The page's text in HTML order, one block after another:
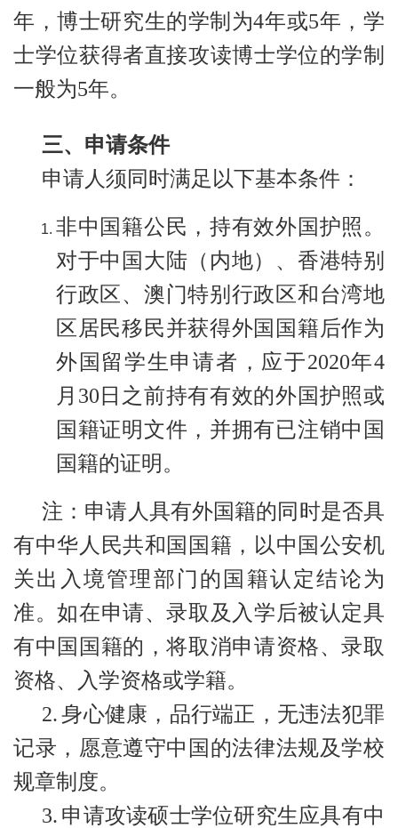
年，博士研究生的学制为4年或5年，学
士学位获得者直接攻读博士学位的学制
一般为5年。
三、申请条件
申请人须同时满足以下基本条件：
非中国籍公民，持有效外国护照。
对于中国大陆（内地）、香港特别
行政区、澳门特别行政区和台湾地
区居民移民并获得外国国籍后作为
外国留学生申请者，应于2020年4
月30日之前持有有效的外国护照或
国籍证明文件，并拥有已注销中国
国籍的证明。
注：申请人具有外国籍的同时是否具
有中华人民共和国国籍，以中国公安机
关出入境管理部门的国籍认定结论为
准。如在申请、录取及入学后被认定具
有中国国籍的，将取消申请资格、录取
资格、入学资格或学籍。
2. 身心健康，品行端正，无违法犯罪
记录，愿意遵守中国的法律法规及学校
规章制度。
3. 申请攻读硕士学位研究生应具有中